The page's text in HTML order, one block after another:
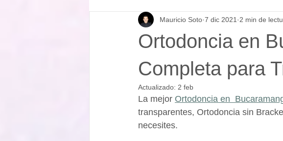
Ortodoncia en
Completa para
Mauricio Soto 7 dic 2021 2 min de
Actualizado: 2 feb
La mejor Ortodoncia en
transparentes, Ortodoncia sin
necesites.